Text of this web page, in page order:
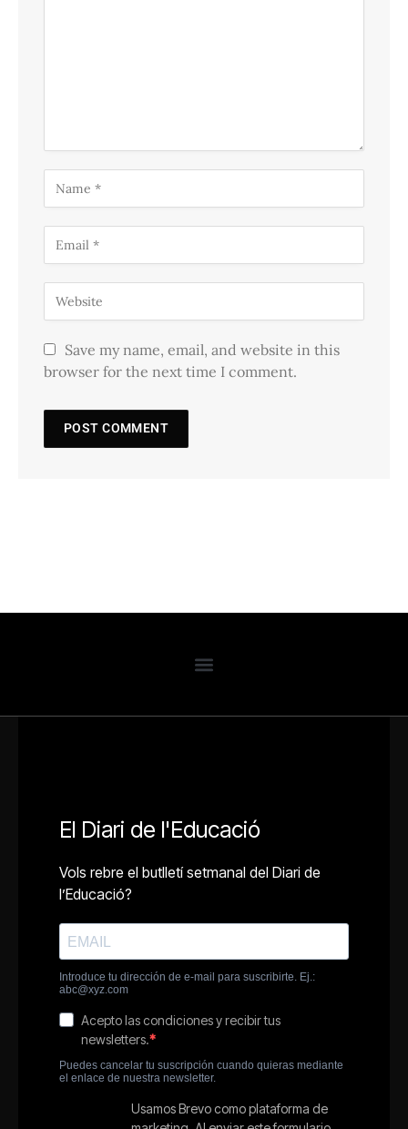
Save my name, email, and website in this
browser for the next time I comment.